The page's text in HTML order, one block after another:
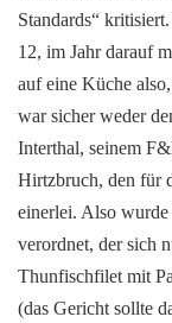
Standards“
12, im Jahr darauf
auf eine Küche
war sicher weder
Interthal, seinem
Hirtzbruch, den für
einerlei. Also
verordnet, der sich
Thunfischfilet mit
(das Gericht sollte